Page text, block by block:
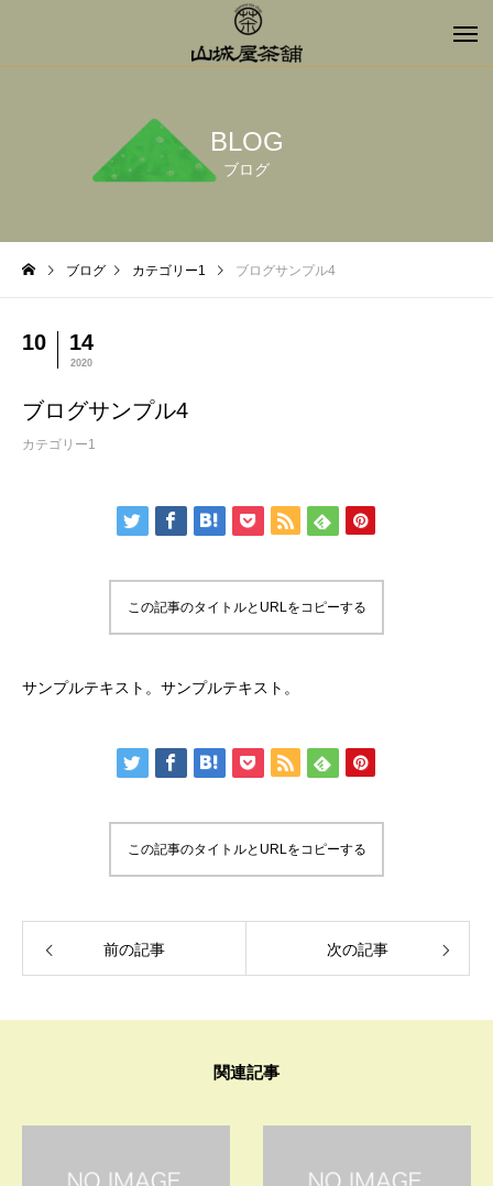
BLOG
ブログ
ブログ カテゴリー1 ブログサンプル4
10 14
2020
ブログサンプル4
カテゴリー1
この記事のタイトルとURLをコピーする
サンプルテキスト。サンプルテキスト。
この記事のタイトルとURLをコピーする
前の記事 次の記事
関連記事